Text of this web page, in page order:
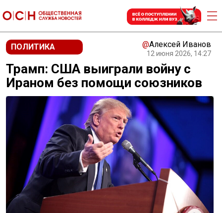
ПОЛИТИКА @Алексей Иванов
12 июня 2026, 14:27
Трамп: США выиграли войну с
Ираном без помощи союзников